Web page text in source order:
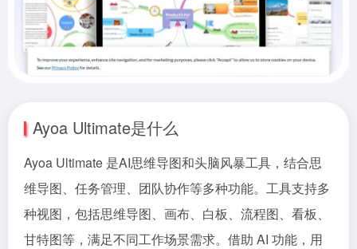
Ayoa Ultimate是什么
Ayoa Ultimate 是AI思维导图和头脑风暴工具，结合思
维导图、任务管理、团队协作等多种功能。工具支持多
种视图，包括思维导图、画布、白板、流程图、看板、
甘特图等，满足不同工作场景需求。借助 AI 功能，用